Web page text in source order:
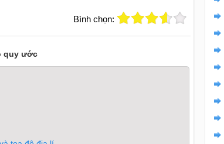
Bình chọn:
quy ước